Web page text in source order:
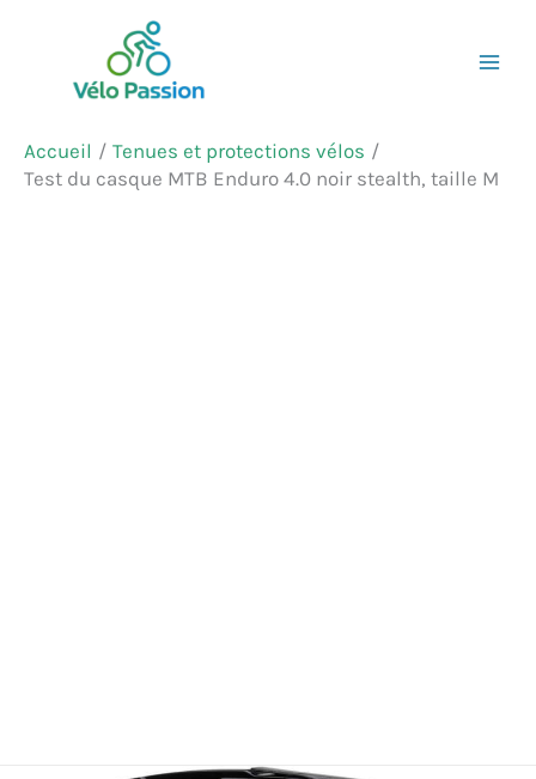
contenu
Accueil
Tenues et protections vélos
Test du casque MTB Enduro 4.0 noir stealth, taille M